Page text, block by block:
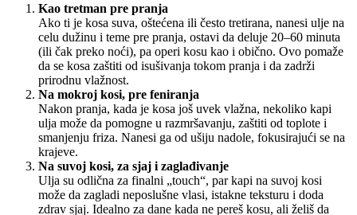
Kao tretman pre pranja
Ako ti je kosa suva, oštećena ili često tretirana, nanesi ulje na
celu dužinu i teme pre pranja, ostavi da deluje 20–60 minuta
(ili čak preko noći), pa operi kosu kao i obično. Ovo pomaže
da se kosa zaštiti od isušivanja tokom pranja i da zadrži
prirodnu vlažnost.
Na mokroj kosi, pre feniranja
Nakon pranja, kada je kosa još uvek vlažna, nekoliko kapi
ulja može da pomogne u razmršavanju, zaštiti od toplote i
smanjenju friza. Nanesi ga od ušiju nadole, fokusirajući se na
krajeve.
Na suvoj kosi, za sjaj i zaglađivanje
Ulja su odlična za finalni „touch“, par kapi na suvoj kosi
može da zagladi neposlušne vlasi, istakne teksturu i doda
zdrav sjaj. Idealno za dane kada ne pereš kosu, ali želiš da